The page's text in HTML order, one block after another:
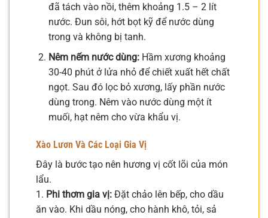
đã tách vào nồi, thêm khoảng 1.5 – 2 lít
nước. Đun sôi, hớt bọt kỹ để nước dùng
trong và không bị tanh.
Nêm nếm nước dùng:Hầm xương khoảng
30-40 phút ở lửa nhỏ để chiết xuất hết chất
ngọt. Sau đó lọc bỏ xương, lấy phần nước
dùng trong. Nêm vào nước dùng một ít
muối, hạt nêm cho vừa khẩu vị.
Xào Lươn Và Các Loại Gia Vị
Đây là bước tạo nên hương vị cốt lõi của món
lẩu.
1. Phi thơm gia vị: Đặt chảo lên bếp, cho dầu
ăn vào. Khi dầu nóng, cho hành khô, tỏi, sả